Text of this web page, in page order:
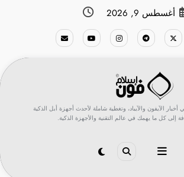
أغسطس 9, 2026
الآيفون والآيباد، وتغطية شاملة لأحدث أجهزة أبل الذكية
إلى كل ما يهمك في عالم التقنية والأجهزة الذكية.